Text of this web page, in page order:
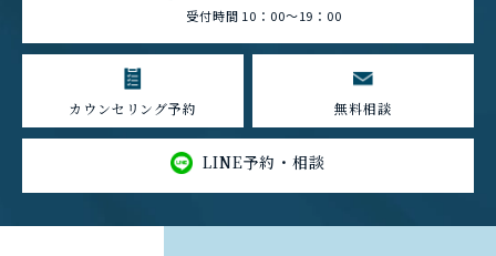
受付時間 10：00～19：00
カウンセリング予約 無料相談
LINE予約・相談